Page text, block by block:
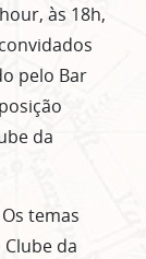
às 18h,
pelo Bar
da
temas
da